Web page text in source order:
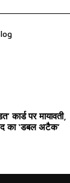
कार्ड पर मायावती,
का ‘डबल अटैक’